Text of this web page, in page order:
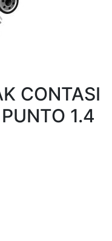
CONTASI
1.4